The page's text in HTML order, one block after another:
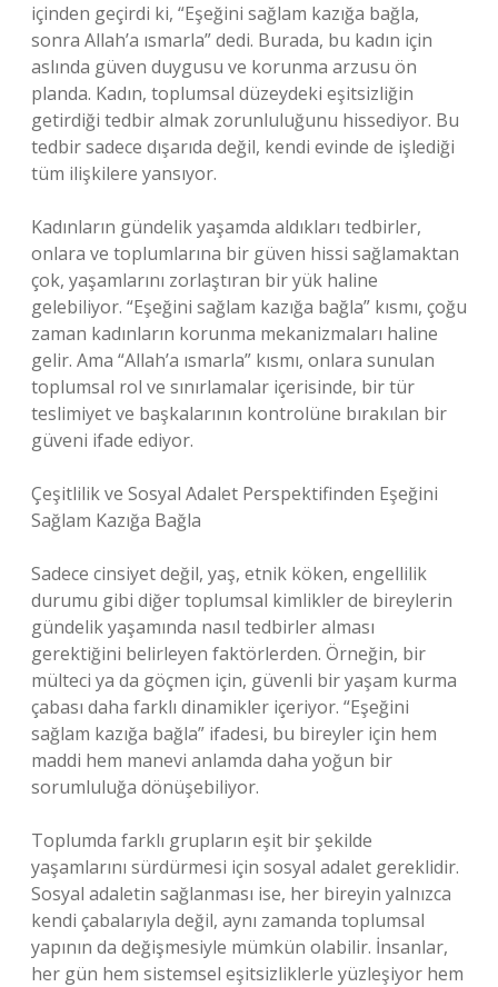
içinden geçirdi ki, “Eşeğini sağlam kazığa bağla,
sonra Allah’a ısmarla” dedi. Burada, bu kadın için
aslında güven duygusu ve korunma arzusu ön
planda. Kadın, toplumsal düzeydeki eşitsizliğin
getirdiği tedbir almak zorunluluğunu hissediyor. Bu
tedbir sadece dışarıda değil, kendi evinde de işlediği
tüm ilişkilere yansıyor.
Kadınların gündelik yaşamda aldıkları tedbirler,
onlara ve toplumlarına bir güven hissi sağlamaktan
çok, yaşamlarını zorlaştıran bir yük haline
gelebiliyor. “Eşeğini sağlam kazığa bağla” kısmı, çoğu
zaman kadınların korunma mekanizmaları haline
gelir. Ama “Allah’a ısmarla” kısmı, onlara sunulan
toplumsal rol ve sınırlamalar içerisinde, bir tür
teslimiyet ve başkalarının kontrolüne bırakılan bir
güveni ifade ediyor.
Çeşitlilik ve Sosyal Adalet Perspektifinden Eşeğini
Sağlam Kazığa Bağla
Sadece cinsiyet değil, yaş, etnik köken, engellilik
durumu gibi diğer toplumsal kimlikler de bireylerin
gündelik yaşamında nasıl tedbirler alması
gerektiğini belirleyen faktörlerden. Örneğin, bir
mülteci ya da göçmen için, güvenli bir yaşam kurma
çabası daha farklı dinamikler içeriyor. “Eşeğini
sağlam kazığa bağla” ifadesi, bu bireyler için hem
maddi hem manevi anlamda daha yoğun bir
sorumluluğa dönüşebiliyor.
Toplumda farklı grupların eşit bir şekilde
yaşamlarını sürdürmesi için sosyal adalet gereklidir.
Sosyal adaletin sağlanması ise, her bireyin yalnızca
kendi çabalarıyla değil, aynı zamanda toplumsal
yapının da değişmesiyle mümkün olabilir. İnsanlar,
her gün hem sistemsel eşitsizliklerle yüzleşiyor hem